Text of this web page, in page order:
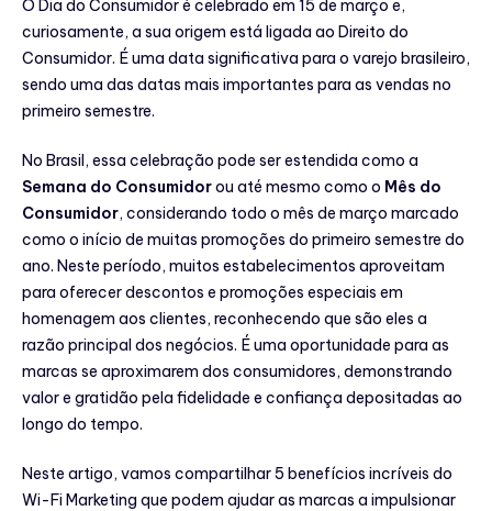
O Dia do Consumidor é celebrado em 15 de março e,
curiosamente, a sua origem está ligada ao Direito do
Consumidor. É uma data significativa para o varejo brasileiro,
sendo uma das datas mais importantes para as vendas no
primeiro semestre.
No Brasil, essa celebração pode ser estendida como a
Semana do Consumidorou até mesmo como o Mês do
Consumidor, considerando todo o mês de março marcado
como o início de muitas promoções do primeiro semestre do
ano. Neste período, muitos estabelecimentos aproveitam
para oferecer descontos e promoções especiais em
homenagem aos clientes, reconhecendo que são eles a
razão principal dos negócios. É uma oportunidade para as
marcas se aproximarem dos consumidores, demonstrando
valor e gratidão pela fidelidade e confiança depositadas ao
longo do tempo.
Neste artigo, vamos compartilhar 5 benefícios incríveis do
Wi-Fi Marketing que podem ajudar as marcas a impulsionar